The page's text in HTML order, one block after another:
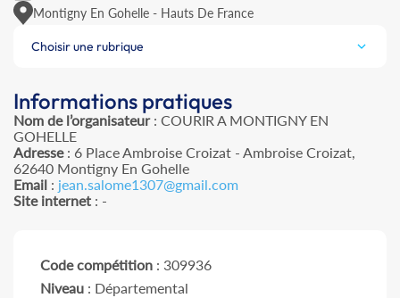
Montigny En Gohelle - Hauts De France
Choisir une rubrique
Informations pratiques
Nom de l’organisateur: COURIR A MONTIGNY EN
GOHELLE
Adresse: 6 Place Ambroise Croizat - Ambroise Croizat,
62640 Montigny En Gohelle
Email : jean.salome1307@gmail.com
Site internet : -
Code compétition : 309936
Niveau : Départemental